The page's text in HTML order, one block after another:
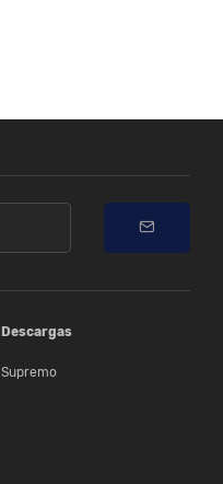
Descargas
Supremo